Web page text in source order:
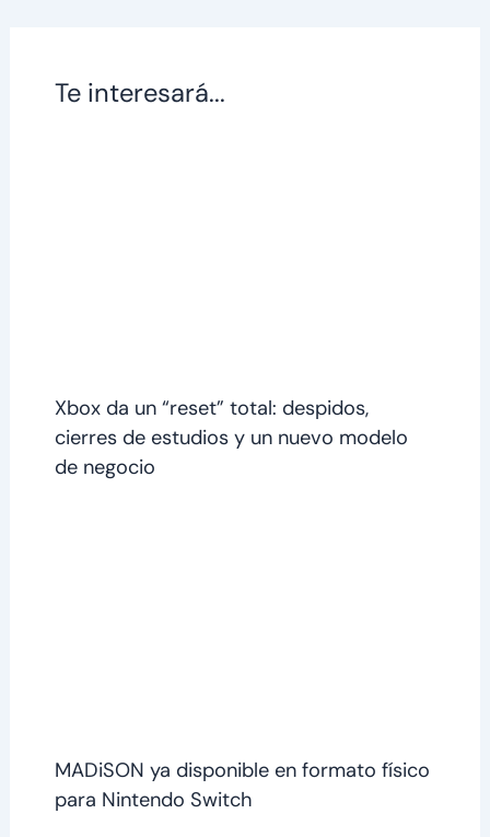
Te interesará...
Xbox da un “reset” total: despidos,
cierres de estudios y un nuevo modelo
de negocio
MADiSON ya disponible en formato físico
para Nintendo Switch